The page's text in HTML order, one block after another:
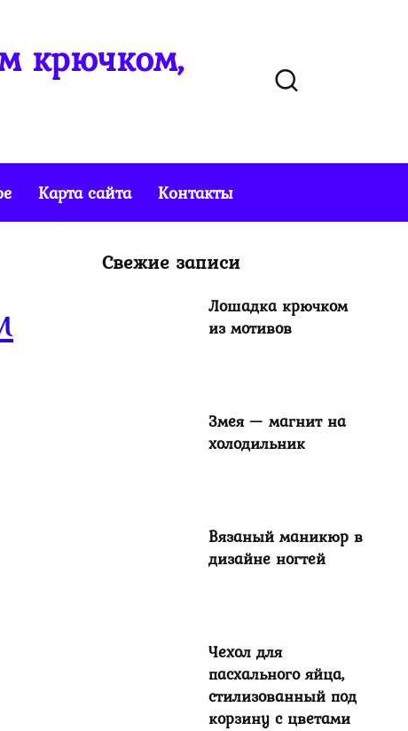
крючком,
Карта сайта Контакты
Свежие записи
Лошадка крючком
из мотивов
Змея — магнит на
холодильник
Вязаный маникюр в
дизайне ногтей
Чехол для
пасхального яйца,
стилизованный под
корзину с цветами